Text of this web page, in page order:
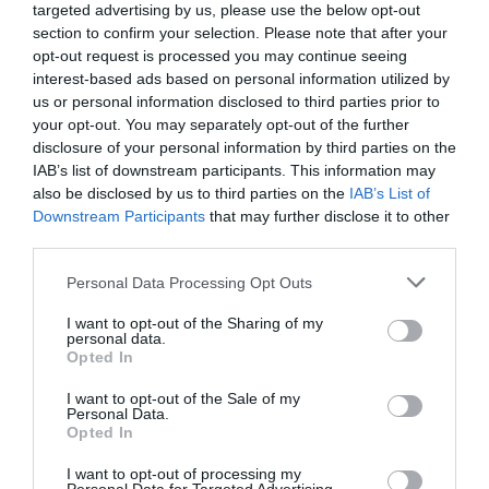
targeted advertising by us, please use the below opt-out
section to confirm your selection. Please note that after your
opt-out request is processed you may continue seeing
interest-based ads based on personal information utilized by
us or personal information disclosed to third parties prior to
your opt-out. You may separately opt-out of the further
disclosure of your personal information by third parties on the
IAB’s list of downstream participants. This information may
also be disclosed by us to third parties on the IAB’s List of
Downstream Participants that may further disclose it to other
Personal Data Processing Opt Outs
I want to opt-out of the Sharing of my
personal data.
Opted In
I want to opt-out of the Sale of my
Personal Data.
Opted In
I want to opt-out of processing my
buits... Perquè no es posen al mercat del
lloguer?
Cal fer el que jo en dic una "anàlisis de pors" per
entendre perquè les persones no fan una cosa
que els beneficiaria. Els propietaris tenen por que
els destrossin el pis o que deixin de pagar. I també
perquè tenen por que el seu rendiment quedi
hipotecats perquè el llogater no paga i a sobre no
vol sortir del pis. Però tu has de seguir pagant
impostos, per tant estàs perdent diners. També és
necessita pis i no el pot pagar, i cal garantir una
sortida per això. Però en la majoria de casos els
propietaris de pisos no són uns "jetas" ni gent